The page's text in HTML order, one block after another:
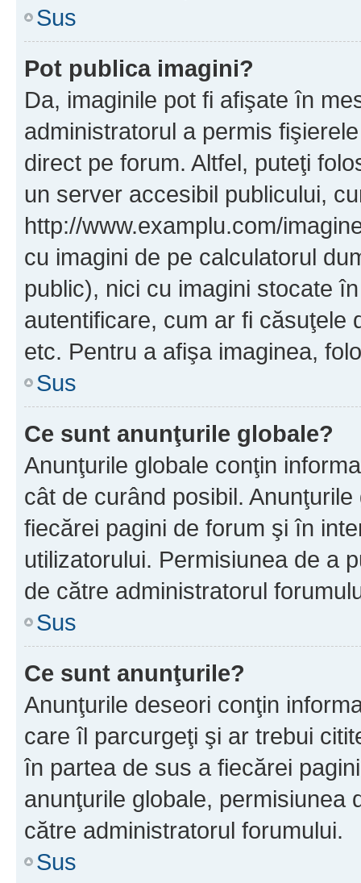
Sus
Pot publica imagini?
Da, imaginile pot fi afişate în
administratorul a permis
direct pe forum. Altfel, puteţi
un server accesibil publicului,
http://www.examplu.com/
cu imagini de pe calculatorul
public), nici cu imagini stocate
autentificare, cum ar fi căsuţele
etc. Pentru a afişa imaginea,
Sus
Ce sunt anunţurile globale?
Anunţurile globale conţin
cât de curând posibil.
fiecărei pagini de forum şi în
utilizatorului. Permisiunea de a
de către administratorul
Sus
Ce sunt anunţurile?
Anunţurile deseori conţin
care îl parcurgeţi şi ar trebui
în partea de sus a fiecărei
anunţurile globale, permisiunea
către administratorul forumului.
Sus